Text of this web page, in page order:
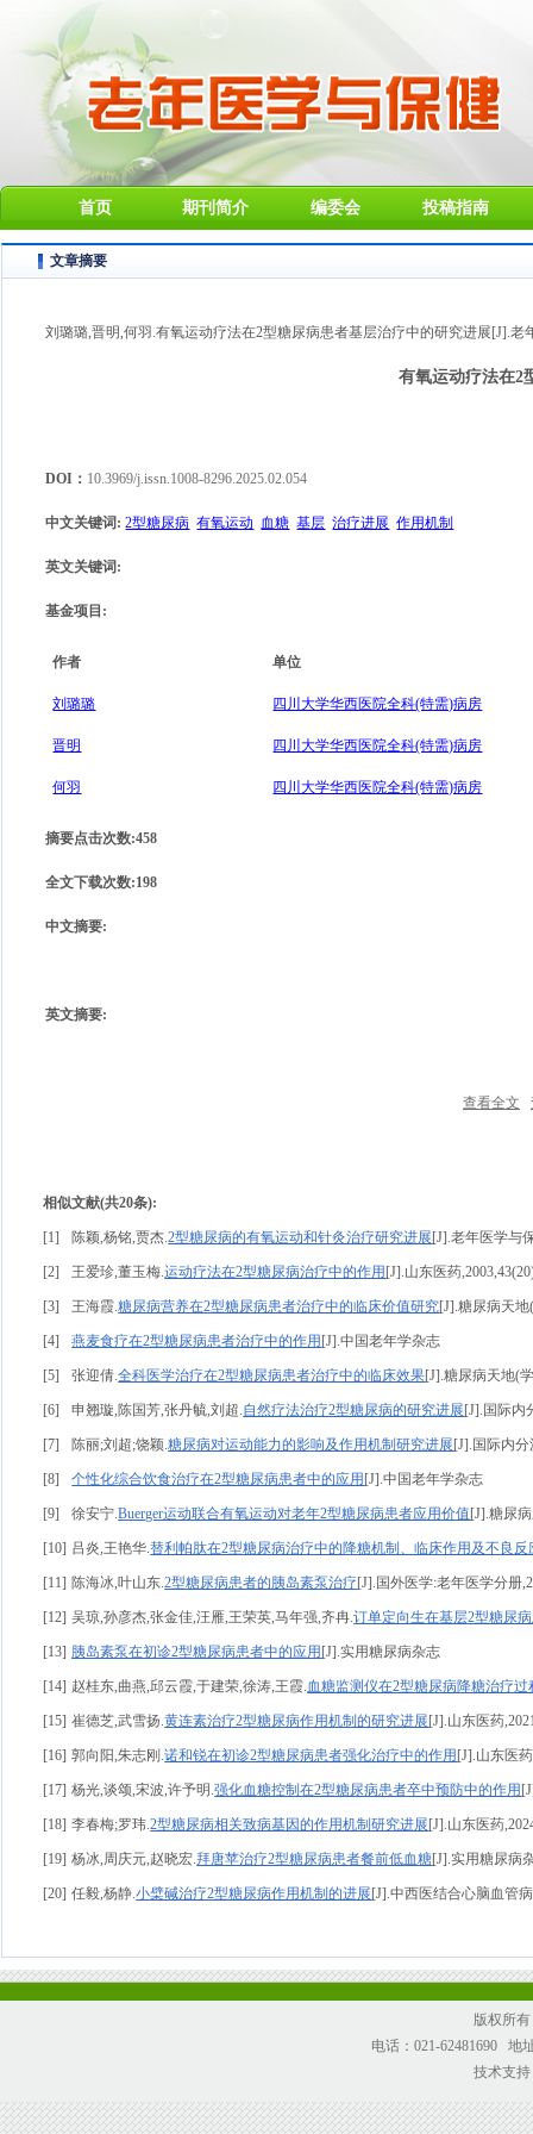
首页 期刊简介 编委会 投稿指南
文章摘要
刘璐璐,晋明,何羽.有氧运动疗法在2型糖尿病患者基层治疗中的研究进展[J].老
有氧运动疗法在2
DOI： 10.3969/j.issn.1008-8296.2025.02.054
中文关键词 : 2型糖尿病 有氧运动 血糖 基层 治疗进展 作用机制
英文关键词 :
基金项目 :
作者 单位
刘璐璐 四川大学华西医院全科(特需)病房
晋明 四川大学华西医院全科(特需)病房
何羽 四川大学华西医院全科(特需)病房
摘要点击次数:458
全文下载次数:198
中文摘要:
英文摘要:
查看全文
相似文献(共20条):
[1] 陈颖,杨铭,贾杰.2型糖尿病的有氧运动和针灸治疗研究进展 [J].老年医学与
[2] 王爱珍,董玉梅.运动疗法在2型糖尿病治疗中的作用 [J].山东医药
[3] 王海霞.糖尿病营养在2型糖尿病患者治疗中的临床价值研究[J].糖尿病天
[4] 燕麦食疗在2型糖尿病患者治疗中的作用 [J].中国老年学杂志
[5] 张迎倩.全科医学治疗在2型糖尿病患者治疗中的临床效果[J].糖尿病天地(
[6] 申翘璇,陈国芳,张丹毓,刘超.自然疗法治疗2型糖尿病的研究进展 [J].国际内
[7] 陈丽;刘超;饶颖.糖尿病对运动能力的影响及作用机制研究进展 [J].国际内分
[8] 个性化综合饮食治疗在2型糖尿病患者中的应用 [J].中国老年学杂志
[9] 徐安宁.Buerger运动联合有氧运动对老年2型糖尿病患者应用价值 [J].糖尿
[10] 吕炎,王艳华.替利帕肽在2型糖尿病治疗中的降糖机制、临床作用及不良反
[11] 陈海冰,叶山东.2型糖尿病患者的胰岛素泵治疗 [J].国外医学:老年医学分册
[12] 吴琼,孙彦杰,张金佳,汪雁,王荣英,马年强,齐冉.订单定向生在基层2型糖尿
[13] 胰岛素泵在初诊2型糖尿病患者中的应用 [J].实用糖尿病杂志
[14] 赵桂东,曲燕,邱云霞,于建荣,徐涛,王霞.血糖监测仪在2型糖尿病降糖治疗
[15] 崔德芝,武雪扬.黄连素治疗2型糖尿病作用机制的研究进展 [J].山东医药
[16] 郭向阳,朱志刚.诺和锐在初诊2型糖尿病患者强化治疗中的作用 [J].山东医
[17] 杨光,谈颂,宋波,许予明.强化血糖控制在2型糖尿病患者卒中预防中的作用
[18] 李春梅;罗玮.2型糖尿病相关致病基因的作用机制研究进展 [J].山东医药
[19] 杨冰,周庆元,赵晓宏.拜唐苹治疗2型糖尿病患者餐前低血糖[J].实用糖尿病
[20] 任毅,杨静.小檗碱治疗2型糖尿病作用机制的进展 [J].中西医结合心脑血管
版权所
电话：021-62481690 地
技术支